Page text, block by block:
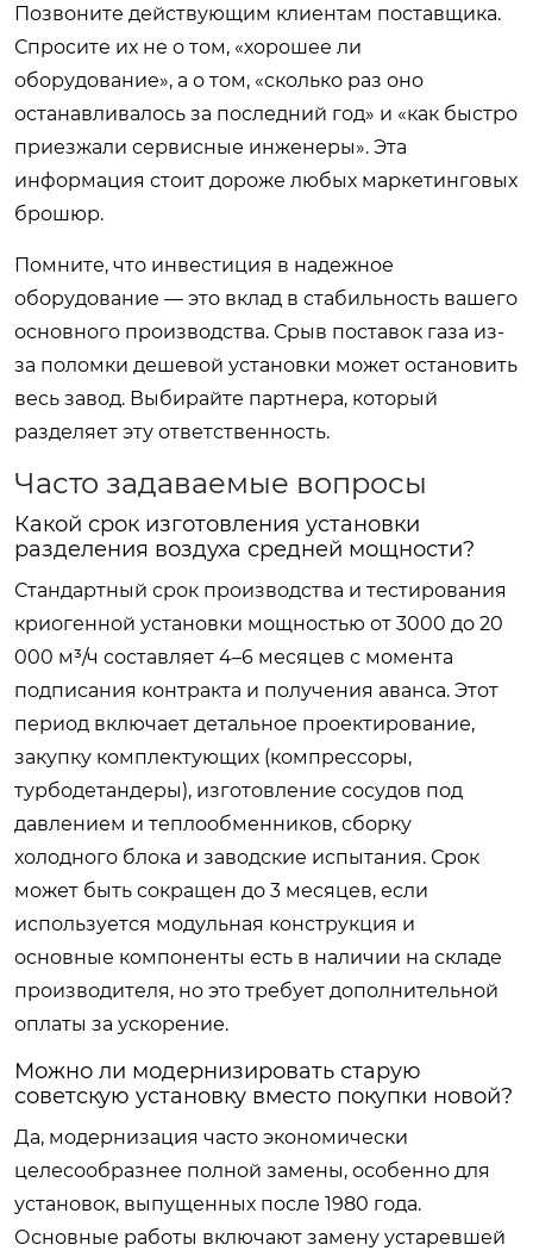
Позвоните действующим клиентам поставщика.
Спросите их не о том, «хорошее ли
оборудование», а о том, «сколько раз оно
останавливалось за последний год» и «как быстро
приезжали сервисные инженеры». Эта
информация стоит дороже любых маркетинговых
брошюр.
Помните, что инвестиция в надежное
оборудование — это вклад в стабильность вашего
основного производства. Срыв поставок газа из-
за поломки дешевой установки может остановить
весь завод. Выбирайте партнера, который
разделяет эту ответственность.
Часто задаваемые вопросы
Какой срок изготовления установки
разделения воздуха средней мощности?
Стандартный срок производства и тестирования
криогенной установки мощностью от 3000 до 20
000 м³/ч составляет 4–6 месяцев с момента
подписания контракта и получения аванса. Этот
период включает детальное проектирование,
закупку комплектующих (компрессоры,
турбодетандеры), изготовление сосудов под
давлением и теплообменников, сборку
холодного блока и заводские испытания. Срок
может быть сокращен до 3 месяцев, если
используется модульная конструкция и
основные компоненты есть в наличии на складе
производителя, но это требует дополнительной
оплаты за ускорение.
Можно ли модернизировать старую
советскую установку вместо покупки новой?
Да, модернизация часто экономически
целесообразнее полной замены, особенно для
установок, выпущенных после 1980 года.
Основные работы включают замену устаревшей